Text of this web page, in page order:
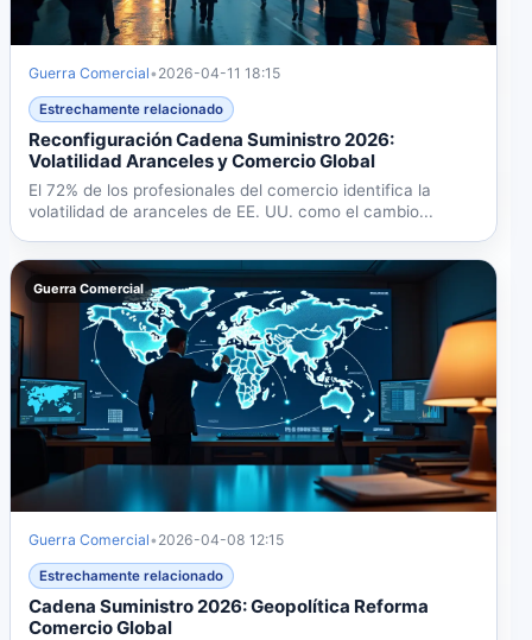
Guerra Comercial• 2026-04-11 18:15
Estrechamente relacionado
Reconfiguración Cadena Suministro 2026:
Volatilidad Aranceles y Comercio Global
El 72% de los profesionales del comercio identifica la
volatilidad de aranceles de EE. UU. como el cambio...
Guerra Comercial
Guerra Comercial• 2026-04-08 12:15
Estrechamente relacionado
Cadena Suministro 2026: Geopolítica Reforma
Comercio Global